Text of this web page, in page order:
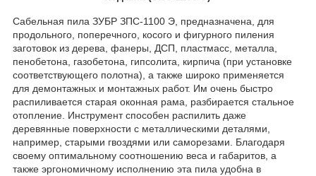
Сабельная пила ЗУБР ЗПС-1100 Э, предназначена, для
продольного, поперечного, косого и фигурного пиления
заготовок из дерева, фанеры, ДСП, пластмасс, металла,
пенобетона, газобетона, гипсолита, кирпича (при установке
соответствующего полотна), а также широко применяется
для демонтажных и монтажных работ. Им очень быстро
распиливается старая оконная рама, разбирается стальное
отопление. Инструмент способен распилить даже
деревянные поверхности с металлическими деталями,
например, старыми гвоздями или саморезами. Благодаря
своему оптимальному соотношению веса и габаритов, а
также эргономичному исполнению эта пила удобна в